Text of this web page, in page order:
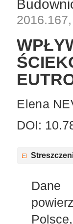
Elena
DOI: